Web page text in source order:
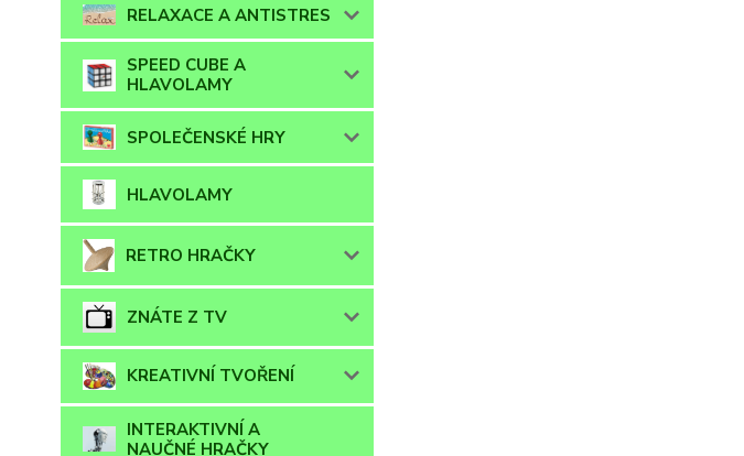
RELAXACE A ANTISTRES
SPEED CUBE A
HLAVOLAMY
SPOLEČENSKÉ HRY
HLAVOLAMY
RETRO HRAČKY
ZNÁTE Z TV
KREATIVNÍ TVOŘENÍ
INTERAKTIVNÍ A
NAUČNÉ HRAČKY